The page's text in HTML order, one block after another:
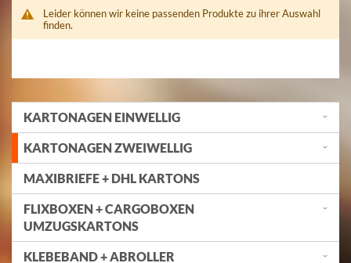
Leider können wir keine passenden Produkte zu ihrer Auswahl
finden.
KARTONAGEN EINWELLIG
KARTONAGEN ZWEIWELLIG
MAXIBRIEFE + DHL KARTONS
FLIXBOXEN + CARGOBOXEN
UMZUGSKARTONS
KLEBEBAND + ABROLLER